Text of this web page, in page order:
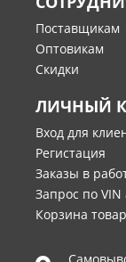
Поставщикам
Оптовикам
Скидки
ЛИЧНЫЙ
Вход для
Регистация
Заказы в
Запрос по VIN
Корзина